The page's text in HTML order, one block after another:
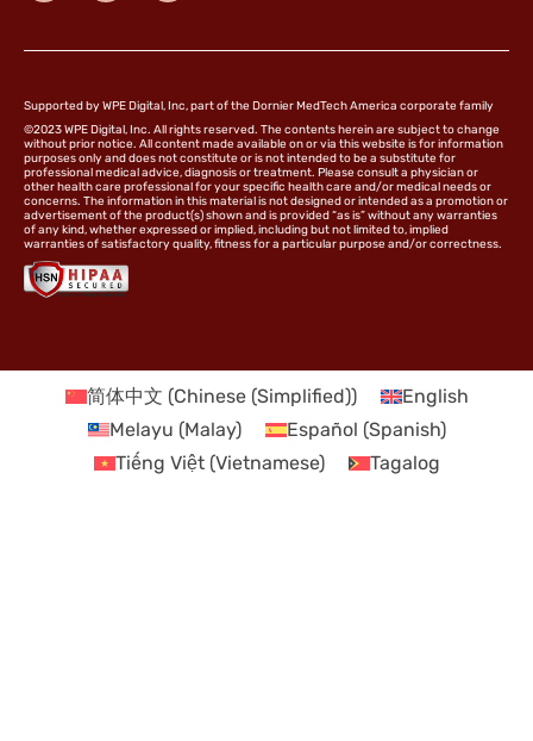
Supported by WPE Digital, Inc, part of the Dornier MedTech America corporate family
©2023 WPE Digital, Inc. All rights reserved. The contents herein are subject to change
without prior notice. All content made available on or via this website is for information
purposes only and does not constitute or is not intended to be a substitute for
professional medical advice, diagnosis or treatment. Please consult a physician or
other health care professional for your specific health care and/or medical needs or
concerns. The information in this material is not designed or intended as a promotion or
advertisement of the product(s) shown and is provided “as is” without any warranties
of any kind, whether expressed or implied, including but not limited to, implied
warranties of satisfactory quality, fitness for a particular purpose and/or correctness.
简体中文 (Chinese (Simplified))
English
Melayu (Malay) Español (Spanish)
Tiếng Việt(Vietnamese) Tagalog